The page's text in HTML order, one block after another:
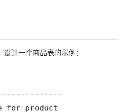
计一个商品表的示例：